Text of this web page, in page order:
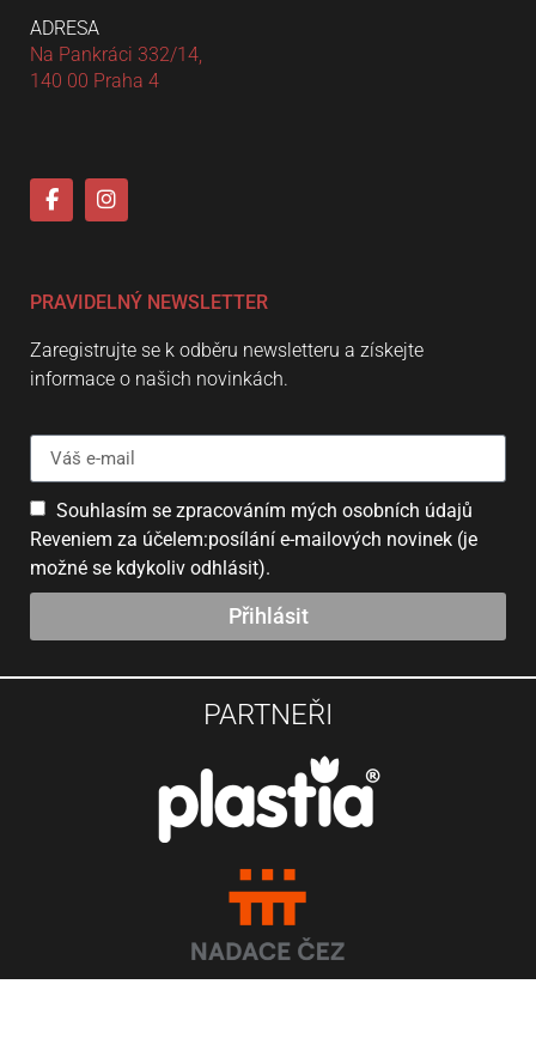
ADRESA
Na Pankráci 332/14,
140 00 Praha 4
PRAVIDELNÝ NEWSLETTER
Zaregistrujte se k odběru newsletteru a získejte
informace o našich novinkách.
Souhlasím se zpracováním mých osobních údajů
Reveniem za účelem:posílání e-mailových novinek (je
možné se kdykoliv odhlásit).
Přihlásit
PARTNEŘI